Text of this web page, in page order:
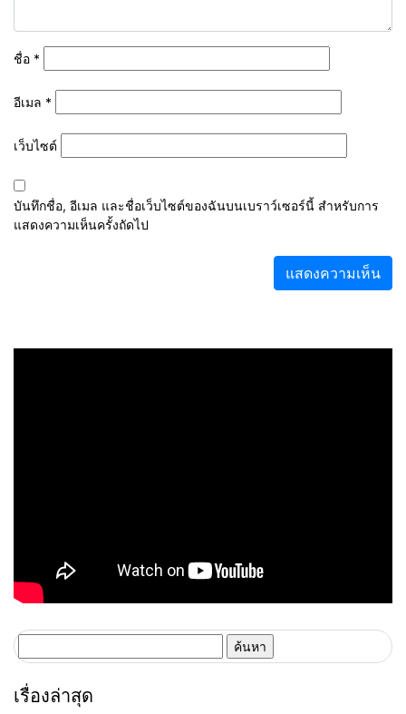
ชื่อ *
อีเมล *
เว็บไซต์
บันทึกชื่อ, อีเมล และชื่อเว็บไซต์ของฉันบนเบราว์เซอร์นี้ สำหรับการ
แสดงความเห็นครั้งถัดไป
สำหรับ:
เรื่องล่าสุด